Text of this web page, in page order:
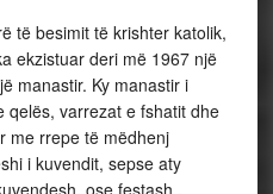
të besimit të krishter katolik,
ekzistuar deri më 1967 një
manastir. Ky manastir i
qelës, varrezat e fshatit dhe
me rrepe të mëdhenj
i kuvendit, sepse aty
ose festash .